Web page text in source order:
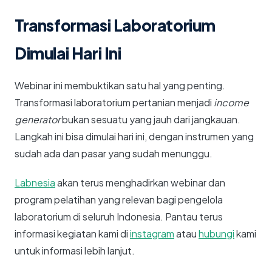
Transformasi Laboratorium
Dimulai Hari Ini
Webinar ini membuktikan satu hal yang penting.
Transformasi laboratorium pertanian menjadi income
generatorbukan sesuatu yang jauh dari jangkauan.
Langkah ini bisa dimulai hari ini, dengan instrumen yang
sudah ada dan pasar yang sudah menunggu.
Labnesiaakan terus menghadirkan webinar dan
program pelatihan yang relevan bagi pengelola
laboratorium di seluruh Indonesia. Pantau terus
informasi kegiatan kami diinstagramatauhubungikami
untuk informasi lebih lanjut.